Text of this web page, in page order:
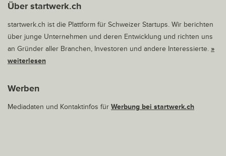
Über startwerk.ch
startwerk.ch ist die Plattform für Schweizer Startups. Wir berichten
über junge Unternehmen und deren Entwicklung und richten uns
an Gründer aller Branchen, Investoren und andere Interessierte. »
weiterlesen
Werben
Mediadaten und Kontaktinfos für Werbung bei startwerk.ch